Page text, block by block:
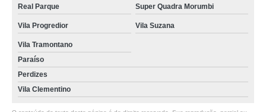
Real Parque Super Quadra Morumbi
Vila Progredior Vila Suzana
Vila Tramontano
Paraíso
Perdizes
Vila Clementino